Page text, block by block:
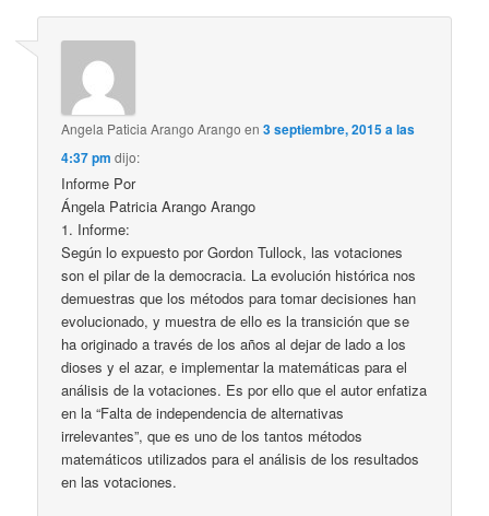
Angela Paticia Arango Arango en3 septiembre, 2015 a las
4:37 pm dijo:
Informe Por
Ángela Patricia Arango Arango
1. Informe:
Según lo expuesto por Gordon Tullock, las votaciones
son el pilar de la democracia. La evolución histórica nos
demuestras que los métodos para tomar decisiones han
evolucionado, y muestra de ello es la transición que se
ha originado a través de los años al dejar de lado a los
dioses y el azar, e implementar la matemáticas para el
análisis de la votaciones. Es por ello que el autor enfatiza
en la “Falta de independencia de alternativas
irrelevantes”, que es uno de los tantos métodos
matemáticos utilizados para el análisis de los resultados
en las votaciones.